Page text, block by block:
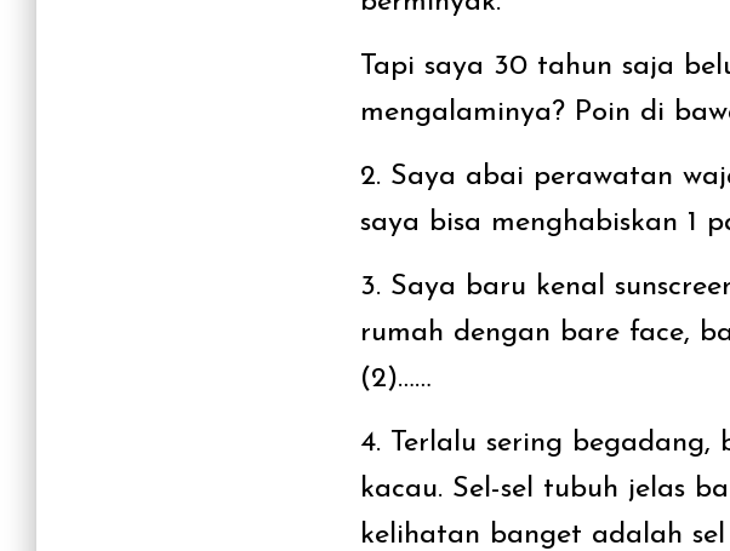
Tapi saya 30 tahun saja
mengalaminya? Poin di
2. Saya abai perawatan
saya bisa menghabiskan 1
3. Saya baru kenal
rumah dengan bare face,
(2)……
4. Terlalu sering
kacau. Sel-sel tubuh jelas
kelihatan banget adalah